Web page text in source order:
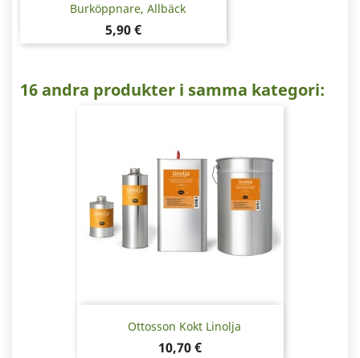
Burköppnare, Allbäck
Pris
5,90 €
16 andra produkter i samma kategori:
Ottosson Kokt Linolja
Pris
10,70 €